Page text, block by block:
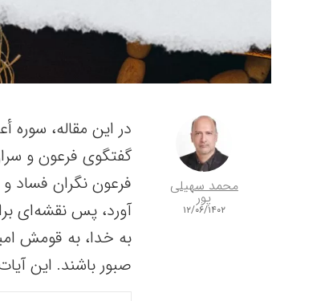
محمد سهیلی
پور
۱۲/۰۶/۱۴۰۲
گفتگوی فرعون و
فرعون نگران فساد
آورد، پس نقشه‌ای
به خدا، به قومش
صبور باشند. این